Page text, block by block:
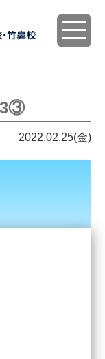
toggle
3③
2022.02.25(金)